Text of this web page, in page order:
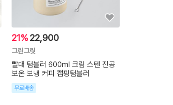
21% 22,900
그린그릿
빨대 텀블러 600ml 크림 스텐 진공
보온 보냉 커피 캠핑텀블러
무료배송